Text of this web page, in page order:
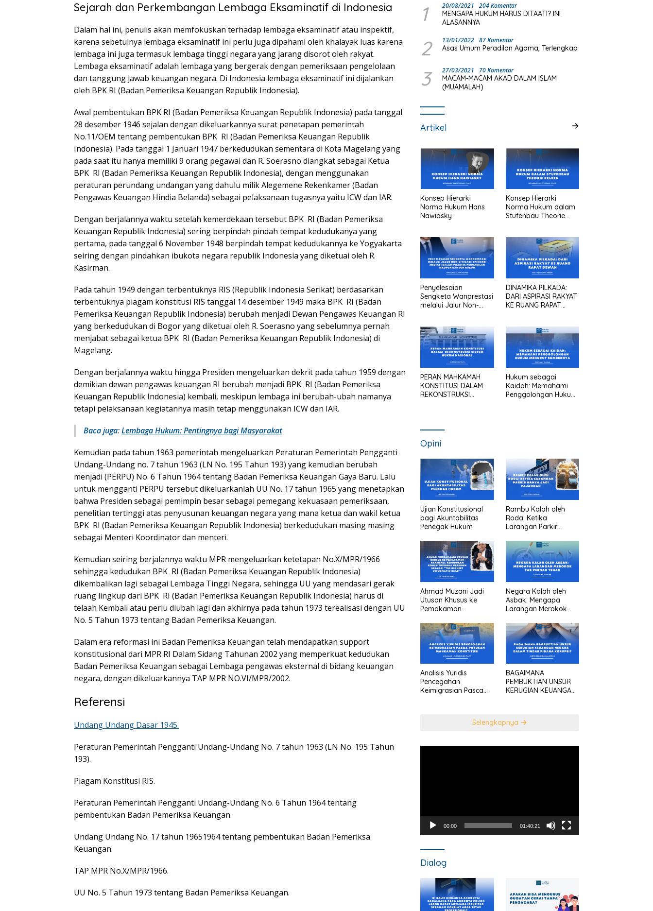
Sejarah dan Perkembangan Lembaga Eksaminatif di Indonesia
Dalam hal ini, penulis akan memfokuskan terhadap lembaga eksaminatif atau inspektif,
karena sebetulnya lembaga eksaminatif ini perlu juga dipahami oleh khalayak luas karena
lembaga ini juga termasuk lembaga tinggi negara yang jarang disorot oleh rakyat.
Lembaga eksaminatif adalah lembaga yang bergerak dengan pemeriksaan pengelolaan
dan tanggung jawab keuangan negara. Di Indonesia lembaga eksaminatif ini dijalankan
oleh BPK RI (Badan Pemeriksa Keuangan Republik Indonesia).
Awal pembentukan BPK RI (Badan Pemeriksa Keuangan Republik Indonesia) pada tanggal
28 desember 1946 sejalan dengan dikeluarkannya surat penetapan pemerintah
No.11/OEM tentang pembentukan BPK RI (Badan Pemeriksa Keuangan Republik
Indonesia). Pada tanggal 1 Januari 1947 berkedudukan sementara di Kota Magelang yang
pada saat itu hanya memiliki 9 orang pegawai dan R. Soerasno diangkat sebagai Ketua
BPK RI (Badan Pemeriksa Keuangan Republik Indonesia), dengan menggunakan
peraturan perundang undangan yang dahulu milik Alegemene Rekenkamer (Badan
Pengawas Keuangan Hindia Belanda) sebagai pelaksanaan tugasnya yaitu ICW dan IAR.
Dengan berjalannya waktu setelah kemerdekaan tersebut BPK RI (Badan Pemeriksa
Keuangan Republik Indonesia) sering berpindah pindah tempat kedudukanya yang
pertama, pada tanggal 6 November 1948 berpindah tempat kedudukannya ke Yogyakarta
seiring dengan pindahkan ibukota negara republik Indonesia yang diketuai oleh R.
Kasirman.
Pada tahun 1949 dengan terbentuknya RIS (Republik Indonesia Serikat) berdasarkan
terbentuknya piagam konstitusi RIS tanggal 14 desember 1949 maka BPK RI (Badan
Pemeriksa Keuangan Republik Indonesia) berubah menjadi Dewan Pengawas Keuangan RI
yang berkedudukan di Bogor yang diketuai oleh R. Soerasno yang sebelumnya pernah
menjabat sebagai ketua BPK RI (Badan Pemeriksa Keuangan Republik Indonesia) di
Magelang.
Dengan berjalannya waktu hingga Presiden mengeluarkan dekrit pada tahun 1959 dengan
demikian dewan pengawas keuangan RI berubah menjadi BPK RI (Badan Pemeriksa
Keuangan Republik Indonesia) kembali, meskipun lembaga ini berubah-ubah namanya
tetapi pelaksanaan kegiatannya masih tetap menggunakan ICW dan IAR.
Baca juga:Lembaga Hukum: Pentingnya bagi Masyarakat
Kemudian pada tahun 1963 pemerintah mengeluarkan Peraturan Pemerintah Pengganti
Undang-Undang no. 7 tahun 1963 (LN No. 195 Tahun 193) yang kemudian berubah
menjadi (PERPU) No. 6 Tahun 1964 tentang Badan Pemeriksa Keuangan Gaya Baru. Lalu
untuk mengganti PERPU tersebut dikeluarkanlah UU No. 17 tahun 1965 yang menetapkan
bahwa Presiden sebagai pemimpin besar sebagai pemegang kekuasaan pemeriksaan,
penelitian tertinggi atas penyusunan keuangan negara yang mana ketua dan wakil ketua
BPK RI (Badan Pemeriksa Keuangan Republik Indonesia) berkedudukan masing masing
sebagai Menteri Koordinator dan menteri.
Kemudian seiring berjalannya waktu MPR mengeluarkan ketetapan No.X/MPR/1966
sehingga kedudukan BPK RI (Badan Pemeriksa Keuangan Republik Indonesia)
dikembalikan lagi sebagai Lembaga Tinggi Negara, sehingga UU yang mendasari gerak
ruang lingkup dari BPK RI (Badan Pemeriksa Keuangan Republik Indonesia) harus di
telaah Kembali atau perlu diubah lagi dan akhirnya pada tahun 1973 terealisasi dengan UU
No. 5 Tahun 1973 tentang Badan Pemeriksa Keuangan.
Dalam era reformasi ini Badan Pemeriksa Keuangan telah mendapatkan support
konstitusional dari MPR RI Dalam Sidang Tahunan 2002 yang memperkuat kedudukan
Badan Pemeriksa Keuangan sebagai Lembaga pengawas eksternal di bidang keuangan
negara, dengan dikeluarkannya TAP MPR NO.VI/MPR/2002.
Referensi
Undang Undang Dasar 1945.
Peraturan Pemerintah Pengganti Undang-Undang No. 7 tahun 1963 (LN No. 195 Tahun
193).
Piagam Konstitusi RIS.
Peraturan Pemerintah Pengganti Undang-Undang No. 6 Tahun 1964 tentang
pembentukan Badan Pemeriksa Keuangan.
Undang Undang No. 17 tahun 19651964 tentang pembentukan Badan Pemeriksa
Keuangan.
TAP MPR No.X/MPR/1966.
UU No. 5 Tahun 1973 tentang Badan Pemeriksa Keuangan.
1 20/08/2021 204 Komentar
MENGAPA HUKUM HARUS DITAATI? INI
ALASANNYA
2 13/01/2022 87 Komentar
Asas Umum Peradilan Agama, Terlengkap
3 27/03/2021 70 Komentar
MACAM-MACAM AKAD DALAM ISLAM
(MUAMALAH)
Artikel
Konsep Hierarki
Norma Hukum Hans
Nawiasky
Konsep Hierarki
Norma Hukum dalam
Stufenbau Theorie
Penyelesaian
Sengketa Wanprestasi
melalui Jalur Non-
Pengadilan Maupun
Kantor Hukum
DINAMIKA PILKADA:
DARI ASPIRASI RAKYAT
KE RUANG RAPAT
PERAN MAHKAMAH
KONSTITUSI DALAM
REKONSTRUKSI
Hukum sebagai
Kaidah: Memahami
Penggolongan Hukum
Opini
Ujian Konstitusional
bagi Akuntabilitas
Penegak Hukum
Rambu Kalah oleh
Roda: Ketika
Larangan Parkir
Ahmad Muzani Jadi
Utusan Khusus ke
Pemakaman
konstitusional
Presiden sebagai “the
highest diplomatic
head””
Negara Kalah oleh
Asbak: Mengapa
Larangan Merokok
Analisis Yuridis
Pencegahan
Keimigrasian Pasca
BAGAIMANA
PEMBUKTIAN UNSUR
KERUGIAN KEUANGAN
Selengkapnya
00:00 01:40:21
Dialog